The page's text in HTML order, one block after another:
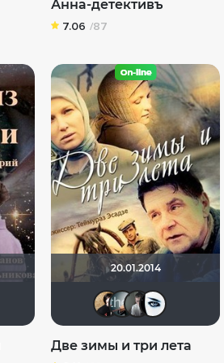
Анна-детективъ
7.06 /87
20.01.2014
Две зимы и три лета